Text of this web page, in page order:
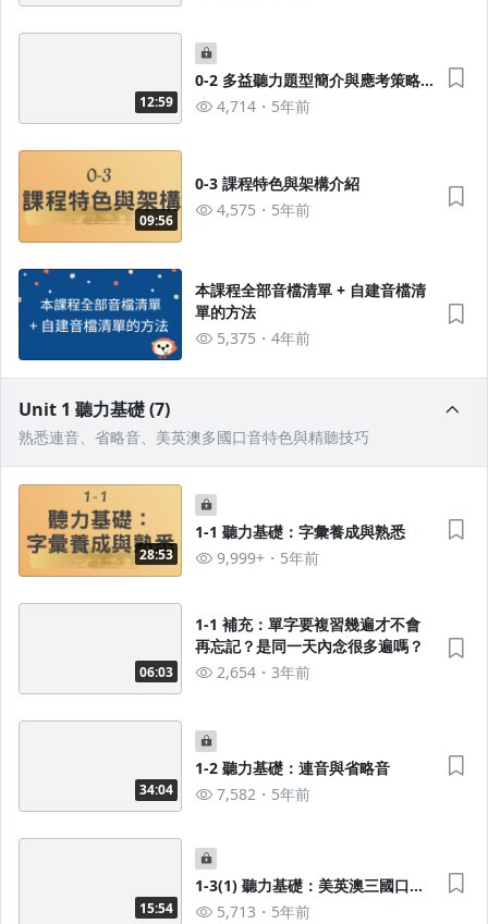
12:59
0-2 多益聽力題型簡介與應考策略
大方向
4,714 5年前
09:56
0-3 課程特色與架構介紹
4,575
5年前
本課程全部音檔清單 + 自建音檔清
單的方法
5,375
4年前
Unit 1 聽力基礎 (7)
熟悉連音、省略音、美英澳多國口音特色與精聽技巧
28:53
1-1 聽力基礎：字彙養成與熟悉
9,999+
5年前
06:03
1-1 補充：單字要複習幾遍才不會
再忘記？是同一天內念很多遍嗎？
2,654
3年前
34:04
1-2 聽力基礎：連音與省略音
7,582
5年前
15:54
1-3(1) 聽力基礎：美英澳三國口音
大破解-子音篇
5,713 5年前